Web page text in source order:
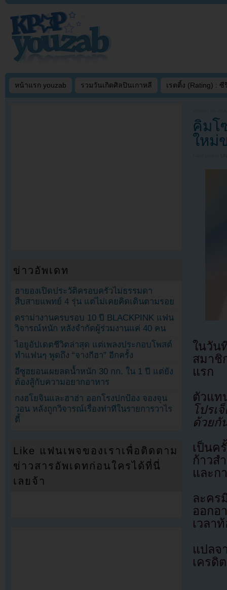
หน้าแรก youzab รวมวันเกิดศิลปินเกาหลี เรตติ้ง (Rating) : ซี
คิมโ
ใหม่
ในวัน
สมาชิ
แรก
ตัวแท
โปรเ
ด้วยกั
เป็นค
ก้าวส
และก
ละคร
ออกอ
เวลา
แปล
เครดิ
ข่าวอัพเดท
ฮายองเปิดประวัติครอบครัวไม่ธรรมดา
สืบสายแพทย์ 4 รุ่น แต่ไม่เคยคิดเดินตามรอย
ดราม่างานครบรอบ 10 ปี BLACKPINK แฟน
วิจารณ์หนัก หลังจำกัดผู้ร่วมงานแค่ 40 คน
ไอยูอัปเดตชีวิตล่าสุด แต่เพลงประกอบโพสต์
ทำแฟนๆ พูดถึง “จางกีฮา” อีกครั้ง
อีซูฮยอนเผยลดน้ำหนัก 30 กก. ใน 1 ปี แต่ยัง
ต้องสู้กับความอยากอาหาร
กงฮโยจินและฮาฮ่า ออกโรงปกป้อง จองจุน
วอน หลังถูกวิจารณ์เรื่องท่าทีในรายการวาไร
ตี้
Like แฟนเพจของเราเพื่อติดตาม
ข่าวสารอัพเดทก่อนใครได้ที่นี่
เลยจ้า